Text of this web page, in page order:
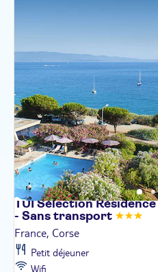
TUI Sélection
- Sans transport
France, Corse
Petit déjeuner
Wifi